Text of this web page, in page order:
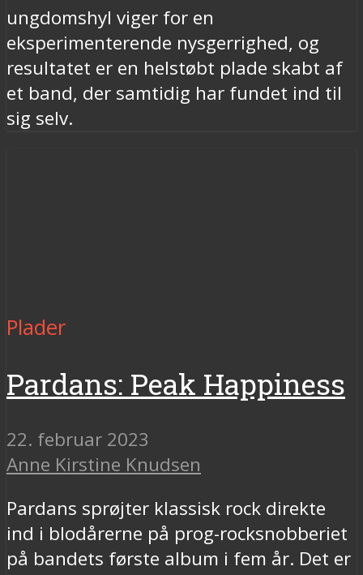
ungdomshyl viger for en
eksperimenterende nysgerrighed, og
resultatet er en helstøbt plade skabt af
et band, der samtidig har fundet ind til
sig selv.
Plader
Pardans: Peak Happiness
22. februar 2023
Anne Kirstine Knudsen
Pardans sprøjter klassisk rock direkte
ind i blodårerne på prog-rocksnobberiet
på bandets første album i fem år. Det er